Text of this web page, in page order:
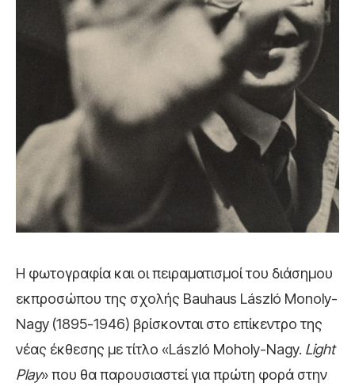
Η φωτογραφία και οι πειραματισμοί του διάσημου
εκπροσώπου της σχολής Bauhaus László Monoly-
Nagy (1895-1946) βρίσκονται στο επίκεντρο της
νέας έκθεσης με τίτλο «László Moholy-Nagy. Light
Play» που θα παρουσιαστεί για πρώτη φορά στην